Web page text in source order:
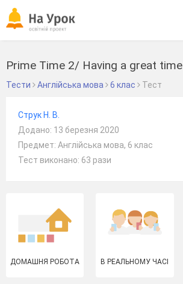
Prime Time 2/ Having a great time
Тести Англійська мова 6 клас Тест
Струк Н. В.
Додано: 13 березня 2020
Предмет: Англійська мова, 6 клас
Тест виконано: 63 рази
ДОМАШНЯ РОБОТА В РЕАЛЬНОМУ ЧАСІ